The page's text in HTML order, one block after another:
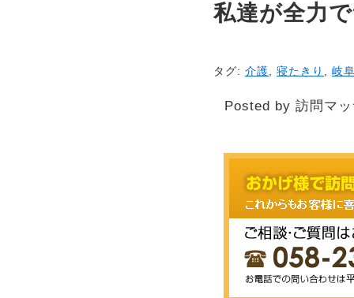
私達が全力
タグ: 介護, 寝たきり , 岐
Posted by 訪問マ